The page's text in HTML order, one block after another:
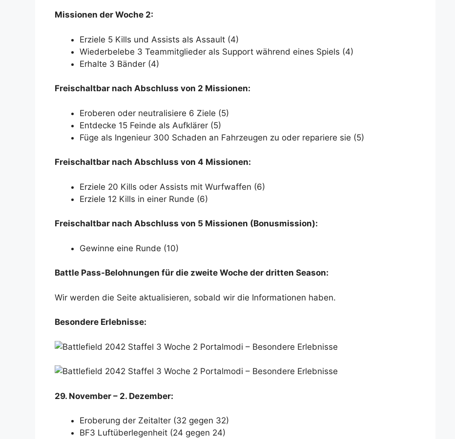
Missionen der Woche 2:
Erziele 5 Kills und Assists als Assault (4)
Wiederbelebe 3 Teammitglieder als Support während eines Spiels (4)
Erhalte 3 Bänder (4)
Freischaltbar nach Abschluss von 2 Missionen:
Eroberen oder neutralisiere 6 Ziele (5)
Entdecke 15 Feinde als Aufklärer (5)
Füge als Ingenieur 300 Schaden an Fahrzeugen zu oder repariere sie (5)
Freischaltbar nach Abschluss von 4 Missionen:
Erziele 20 Kills oder Assists mit Wurfwaffen (6)
Erziele 12 Kills in einer Runde (6)
Freischaltbar nach Abschluss von 5 Missionen (Bonusmission):
Gewinne eine Runde (10)
Battle Pass-Belohnungen für die zweite Woche der dritten Season:
Wir werden die Seite aktualisieren, sobald wir die Informationen haben.
Besondere Erlebnisse:
29. November – 2. Dezember:
Eroberung der Zeitalter (32 gegen 32)
BF3 Luftüberlegenheit (24 gegen 24)